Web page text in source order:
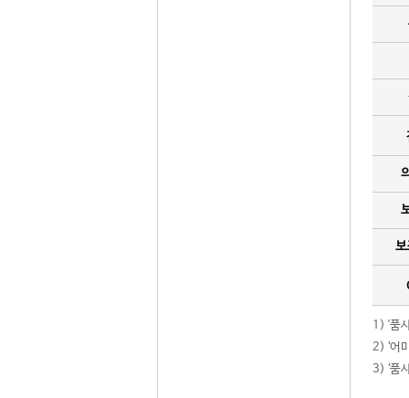
보
1) '품
2) ‘어
3) ‘품